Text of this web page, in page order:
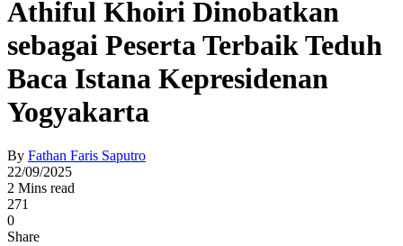
Athiful Khoiri Dinobatkan
sebagai Peserta Terbaik Teduh
Baca Istana Kepresidenan
Yogyakarta
By Fathan Faris Saputro
22/09/2025
2 Mins read
271
0
Share